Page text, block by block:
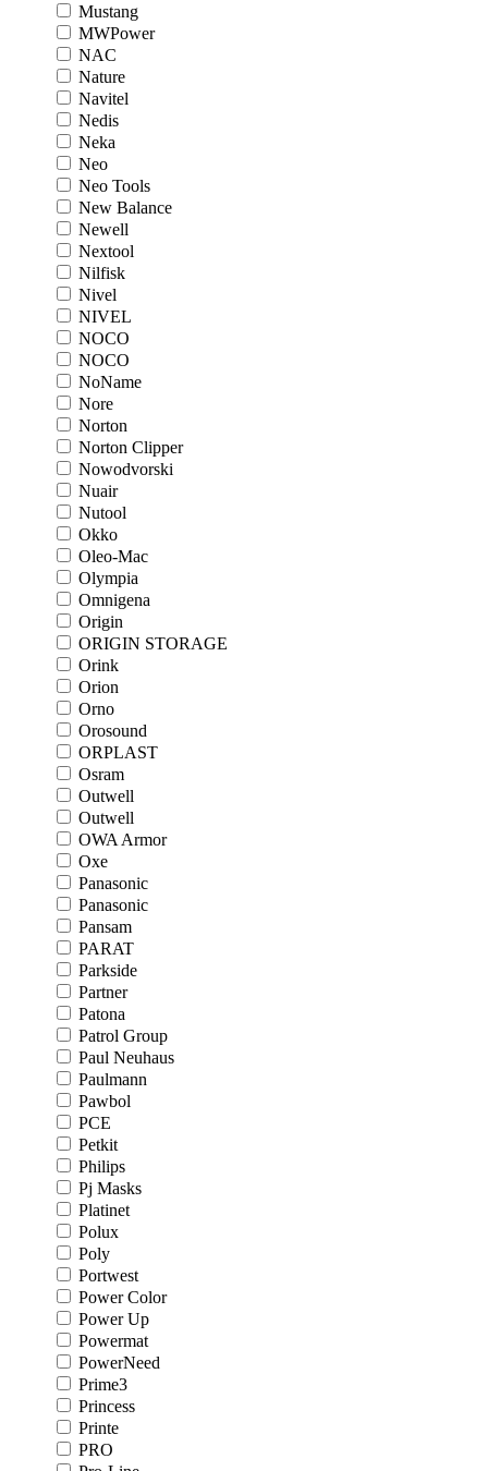
Mustang
MWPower
NAC
Nature
Navitel
Nedis
Neka
Neo
Neo Tools
New Balance
Newell
Nextool
Nilfisk
Nivel
NIVEL
NOCO
NOCO
NoName
Nore
Norton
Norton Clipper
Nowodvorski
Nuair
Nutool
Okko
Oleo-Mac
Olympia
Omnigena
Origin
ORIGIN STORAGE
Orink
Orion
Orno
Orosound
ORPLAST
Osram
Outwell
Outwell
OWA Armor
Oxe
Panasonic
Panasonic
Pansam
PARAT
Parkside
Partner
Patona
Patrol Group
Paul Neuhaus
Paulmann
Pawbol
PCE
Petkit
Philips
Pj Masks
Platinet
Polux
Poly
Portwest
Power Color
Power Up
Powermat
PowerNeed
Prime3
Princess
Printe
PRO